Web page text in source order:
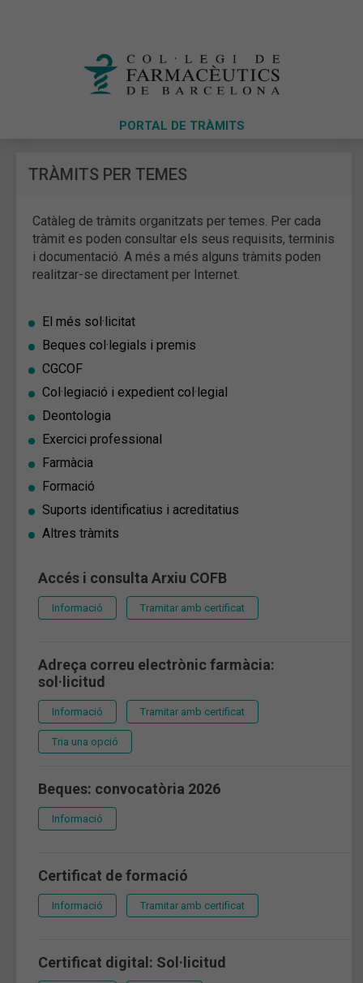
PORTAL DE TRÀMITS
TRÀMITS PER TEMES
Catàleg de tràmits organitzats per temes. Per cada
tràmit es poden consultar els seus requisits, terminis
i documentació. A més a més alguns tràmits poden
realitzar-se directament per Internet.
El més sol·licitat
Beques col·legials i premis
CGCOF
Col·legiació i expedient col·legial
Deontologia
Exercici professional
Farmàcia
Formació
Suports identificatius i acreditatius
Altres tràmits
Accés i consulta Arxiu COFB
Informació Tramitar amb certificat
Adreça correu electrònic farmàcia:
sol·licitud
Informació Tramitar amb certificat
Tria una opció
Beques: convocatòria 2026
Informació
Certificat de formació
Informació Tramitar amb certificat
Certificat digital: Sol·licitud